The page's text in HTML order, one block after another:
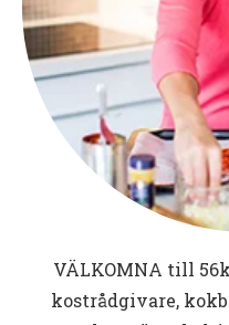
VÄLKOMNA till
kostrådgivare,